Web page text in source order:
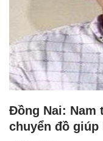
Đồng Nai: Nam
chuyển đồ